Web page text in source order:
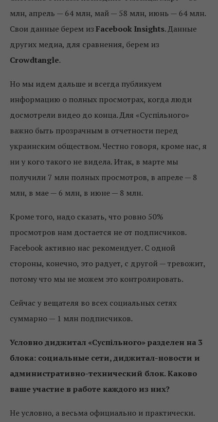
млн, апрель — 64 млн, май — 58 млн, июнь — 64 млн.
Свои данные берем изFacebook Insights. Данные
других медиа, для сравнения, берем из
Crowdtangle.
Но мы идем дальше и всегда публикуем
информацию о полных просмотрах, когда люди
досмотрели видео до конца. Для «Суспільного»
важно быть прозрачным в отчетности перед
украинским обществом. Честно говоря, кроме нас, я
ни у кого такого не видела. Итак, в марте мы
получили 7 млн ​​полных просмотров, в апреле — 8
млн, в мае — 6 млн, в июне — 8 млн.
Кроме того, надо сказать, что ровно 50%
просмотров нам достается не от подписчиков.
Facebook активно нас рекомендует. С одной
стороны, конечно, это радует, с другой — тревожит,
потому что мы не можем это контролировать.
Сейчас у вещателя во всех социальных сетях
суммарно — 1 млн подписчиков.
Условно диджитал «Суспільного» разделен на 3
блока: социальные сети, диджитал-новости и
административно-технический блок. Каково
ваше участие в работе каждого из них?
Не условно, а весьма официально и практически.